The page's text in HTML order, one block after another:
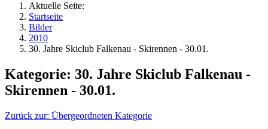
Aktuelle Seite:
Startseite
Bilder
2010
30. Jahre Skiclub Falkenau - Skirennen - 30.01.
Kategorie: 30. Jahre Skiclub Falkenau -
Skirennen - 30.01.
Zurück zur: Übergeordneten Kategorie